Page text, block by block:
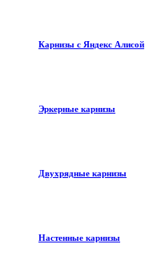
Карнизы с Яндекс Алисой
Эркерные карнизы
Двухрядные карнизы
Настенные карнизы